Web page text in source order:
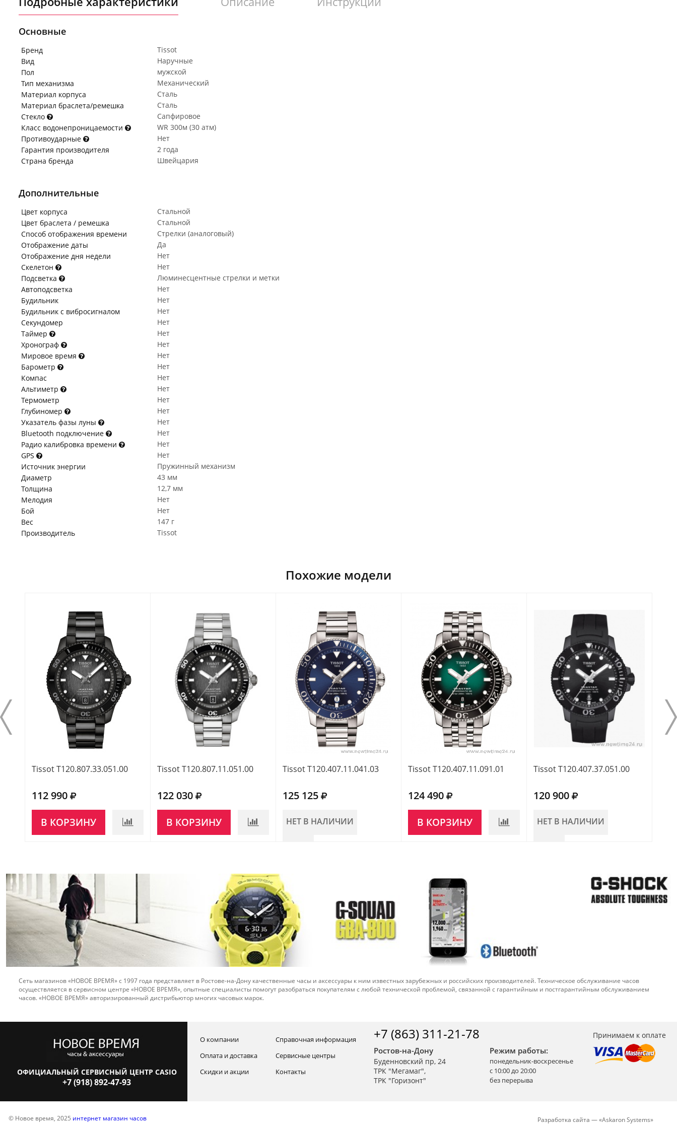
Основные
Бренд
Tissot
Вид
Наручные
Пол
мужской
Тип механизма
Механический
Материал корпуса
Сталь
Материал браслета/ремешка
Сталь
Стекло
Сапфировое
Класс водонепроницаемости
WR 300м (30 атм)
Противоударные
Нет
Гарантия производителя
2 года
Страна бренда
Швейцария
Дополнительные
Цвет корпуса
Стальной
Цвет браслета / ремешка
Стальной
Способ отображения времени
Стрелки (аналоговый)
Отображение даты
Да
Отображение дня недели
Нет
Скелетон
Нет
Подсветка
Люминесцентные стрелки и метки
Автоподсветка
Нет
Будильник
Нет
Будильник с вибросигналом
Нет
Секундомер
Нет
Таймер
Нет
Хронограф
Нет
Мировое время
Нет
Барометр
Нет
Компас
Нет
Альтиметр
Нет
Термометр
Нет
Глубиномер
Нет
Указатель фазы луны
Нет
Bluetooth подключение
Нет
Радио калибровка времени
Нет
GPS
Нет
Источник энергии
Пружинный механизм
Диаметр
43 мм
Толщина
12,7 мм
Мелодия
Нет
Бой
Нет
Вес
147 г
Производитель
Tissot
Похожие модели
Tissot T120.807.33.051.00
112 990
В КОРЗИНУ
Tissot T120.807.11.051.00
122 030
В КОРЗИНУ
Tissot T120.407.11.041.03
125 125
НЕТ В НАЛИЧИИ
Tissot T120.407.11.091.01
124 490
В КОРЗИНУ
Tissot T120.407.37.051.00
120 900
НЕТ В НАЛИЧИИ
Сеть магазинов «НОВОЕ ВРЕМЯ» с 1997 года представляет в Ростове-на-Дону качественные часы и аксессуары к ним известных зарубежных и российских производителей. Техническое обслуживание часов
осуществляется в сервисном центре «НОВОЕ ВРЕМЯ», опытные специалисты помогут разобраться покупателям с любой технической проблемой, связанной с гарантийным и постгарантийным обслуживанием
часов. «НОВОЕ ВРЕМЯ» авторизированный дистрибьютор многих часовых марок.
ОФИЦИАЛЬНЫЙ СЕРВИСНЫЙ ЦЕНТР CASIO
+7 (918) 892-47-93
О компании
Оплата и доставка
Скидки и акции
Справочная информация
Сервисные центры
Контакты
+7 (863) 311-21-78
Режим работы:
понедельник-воскресенье
с 10:00 до 20:00
без перерыва
Ростов-на-Дону
Буденновский пр, 24
ТРК "Мегамаг",
ТРК "Горизонт"
Принимаем к оплате
© Новое время, 2025 интернет магазин часов Разработка сайта —«Askaron Systems»